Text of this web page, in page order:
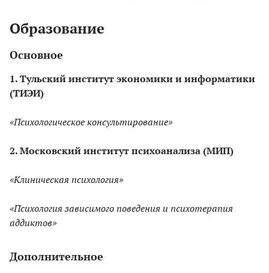
Образование
Основное
1. Тульский институт экономики и информатики
(ТИЭИ)
«Психологическое консультирование»
2. Московский институт психоанализа (МИП)
«Клиническая психология»
«Психология зависимого поведения и психотерапия
аддиктов»
Дополнительное